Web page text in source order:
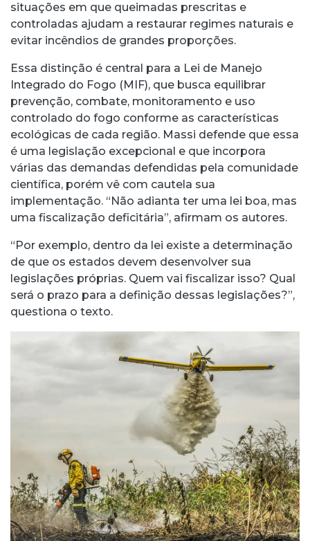
situações em que queimadas prescritas e
controladas ajudam a restaurar regimes naturais e
evitar incêndios de grandes proporções.
Essa distinção é central para a Lei de Manejo
Integrado do Fogo (MIF), que busca equilibrar
prevenção, combate, monitoramento e uso
controlado do fogo conforme as características
ecológicas de cada região. Massi defende que essa
é uma legislação excepcional e que incorpora
várias das demandas defendidas pela comunidade
científica, porém vê com cautela sua
implementação. “Não adianta ter uma lei boa, mas
uma fiscalização deficitária”, afirmam os autores.
“Por exemplo, dentro da lei existe a determinação
de que os estados devem desenvolver sua
legislações próprias. Quem vai fiscalizar isso? Qual
será o prazo para a definição dessas legislações?”,
questiona o texto.